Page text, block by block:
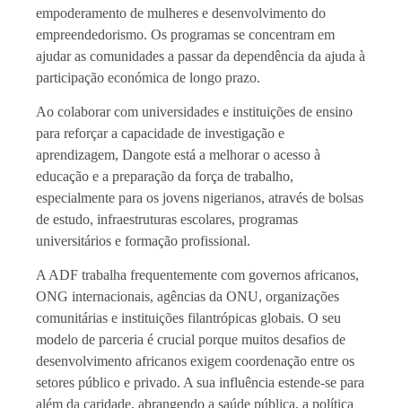
empoderamento de mulheres e desenvolvimento do
empreendedorismo. Os programas se concentram em
ajudar as comunidades a passar da dependência da ajuda à
participação económica de longo prazo.
Ao colaborar com universidades e instituições de ensino
para reforçar a capacidade de investigação e
aprendizagem, Dangote está a melhorar o acesso à
educação e a preparação da força de trabalho,
especialmente para os jovens nigerianos, através de bolsas
de estudo, infraestruturas escolares, programas
universitários e formação profissional.
A ADF trabalha frequentemente com governos africanos,
ONG internacionais, agências da ONU, organizações
comunitárias e instituições filantrópicas globais. O seu
modelo de parceria é crucial porque muitos desafios de
desenvolvimento africanos exigem coordenação entre os
setores público e privado. A sua influência estende-se para
além da caridade, abrangendo a saúde pública, a política